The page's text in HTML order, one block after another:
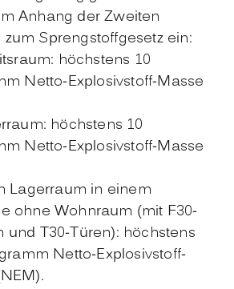
Anhang der Zweiten
Sprengstoffgesetz ein:
höchstens 10
Netto-Explosivstoff-Masse
höchstens 10
Netto-Explosivstoff-Masse
Lagerraum in einem
ohne Wohnraum (mit F30-
und T30-Türen): höchstens
Netto-Explosivstoff-